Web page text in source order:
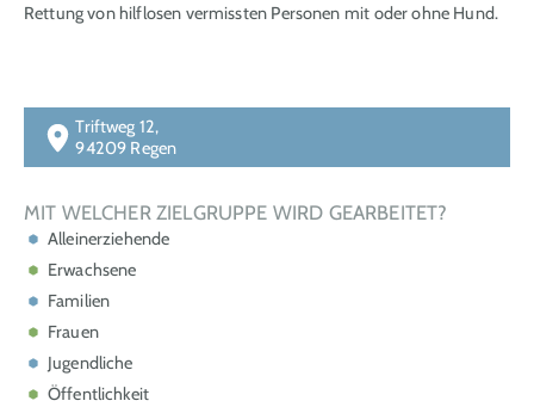
Rettung von hilflosen vermissten Personen mit oder ohne Hund.
Triftweg 12,
94209 Regen
MIT WELCHER ZIELGRUPPE WIRD GEARBEITET?
Alleinerziehende
Erwachsene
Familien
Frauen
Jugendliche
Öffentlichkeit